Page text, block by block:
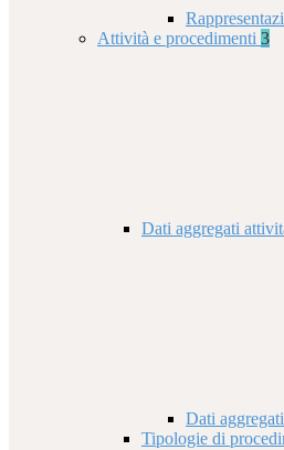
Attività e procedimenti 3
Dati aggregati
Dati
Tipologie di